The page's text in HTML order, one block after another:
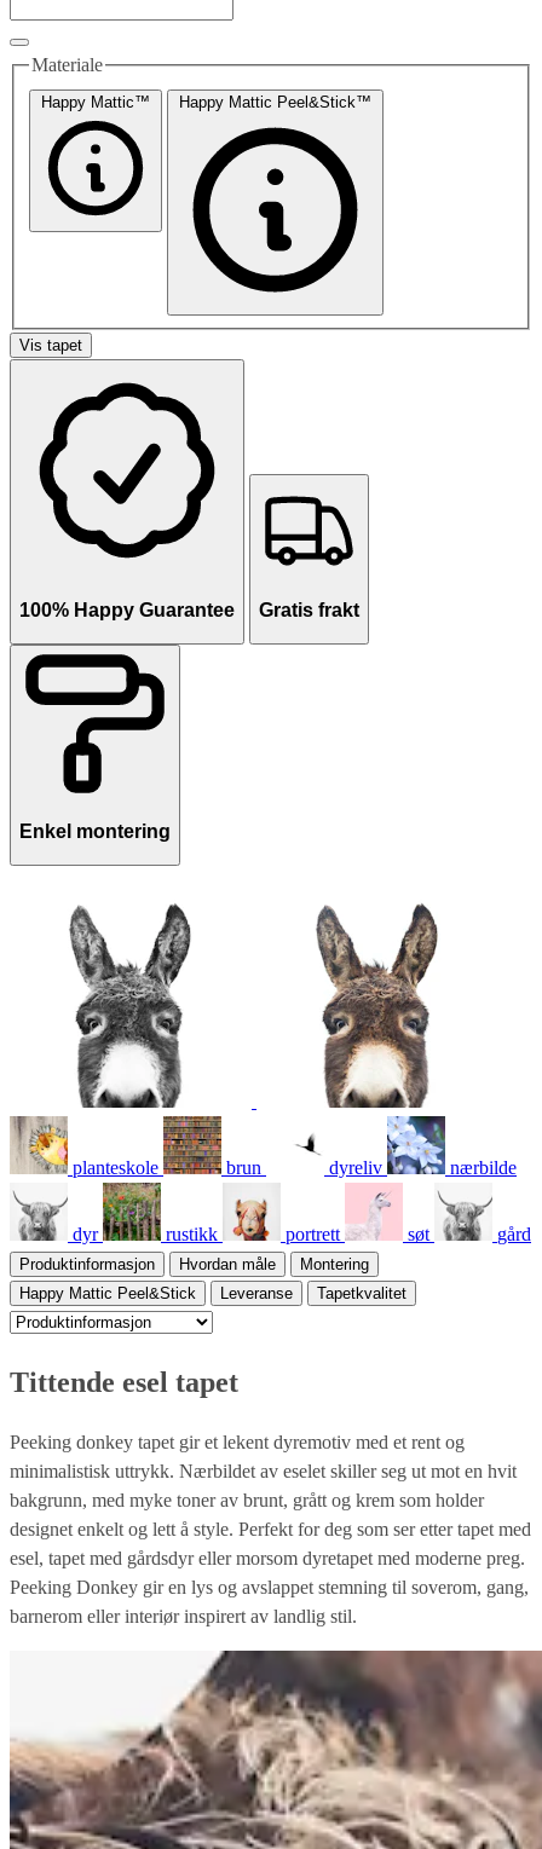
Materiale
Happy Mattic™ Happy Mattic Peel&Stick™
Vis tapet
100% Happy Guarantee Gratis frakt
Enkel montering
planteskole brun dyreliv nærbilde
dyr rustikk portrett søt gård
Produktinformasjon Hvordan måle
Montering
Happy Mattic Peel&Stick
Leveranse Tapetkvalitet
Tittende esel tapet
Peeking donkey tapet gir et lekent dyremotiv med et rent og
minimalistisk uttrykk. Nærbildet av eselet skiller seg ut mot en hvit
bakgrunn, med myke toner av brunt, grått og krem som holder
designet enkelt og lett å style. Perfekt for deg som ser etter tapet med
esel, tapet med gårdsdyr eller morsom dyretapet med moderne preg.
Peeking Donkey gir en lys og avslappet stemning til soverom, gang,
barnerom eller interiør inspirert av landlig stil.